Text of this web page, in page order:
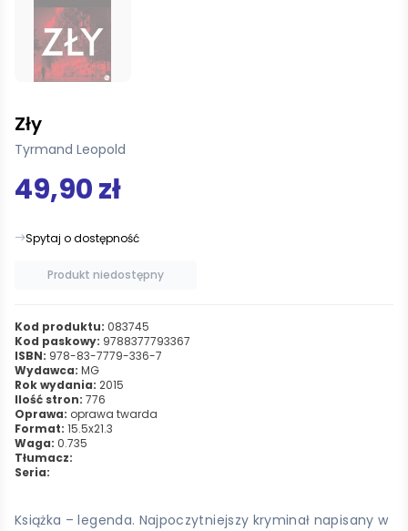
Zły
Tyrmand Leopold
49,90 zł
Spytaj o dostępność
Produkt niedostępny
Kod produktu: 083745
Kod paskowy: 9788377793367
ISBN: 978-83-7779-336-7
Wydawca: MG
Rok wydania: 2015
Ilość stron: 776
Oprawa: oprawa twarda
Format: 15.5x21.3
Waga: 0.735
Tłumacz:
Seria:
Książka – legenda. Najpoczytniejszy kryminał napisany w